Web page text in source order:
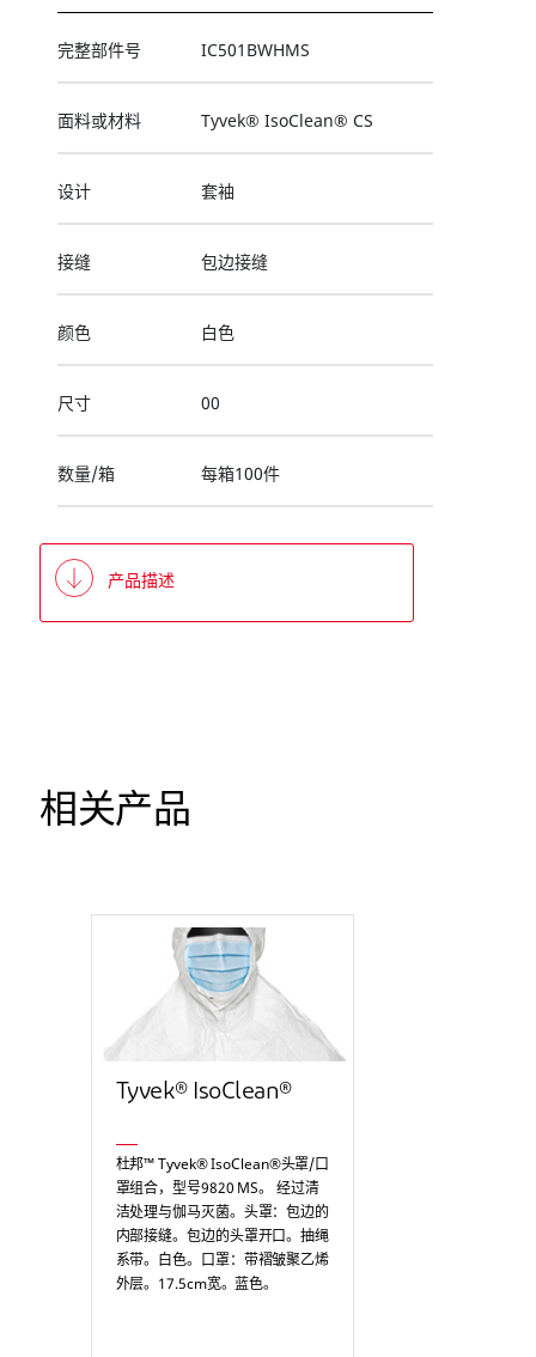
完整部件号 IC501BWHMS
面料或材料 Tyvek® IsoClean® CS
设计 套袖
接缝 包边接缝
颜色 白色
尺寸 00
数量/箱 每箱100件
产品描述
相关产品
Tyvek® IsoClean®
杜邦™ Tyvek® IsoClean®头罩/口
罩组合，型号9820 MS。 经过清
洁处理与伽马灭菌。头罩：包边的
内部接缝。包边的头罩开口。抽绳
系带。白色。口罩：带褶皱聚乙烯
外层。17.5cm宽。蓝色。